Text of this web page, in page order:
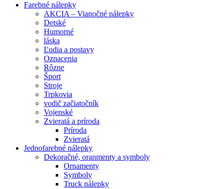
Farebné nálepky
AKCIA – Vianočné nálepky
Detské
Humorné
láska
Ľudia a postavy
Oznacenia
Rôzne
Šport
Stroje
Trpkovia
vodič začiatočník
Vojenské
Zvieratá a príroda
Príroda
Zvieratá
Jednofarebné nálepky
Dekoračné, oranmenty a symboly
Ornamenty
Symboly
Truck nálepky